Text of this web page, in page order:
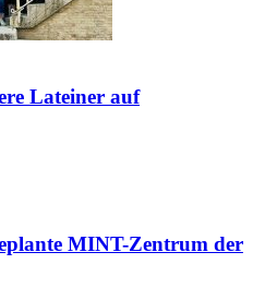
Lateiner auf
MINT-Zentrum der